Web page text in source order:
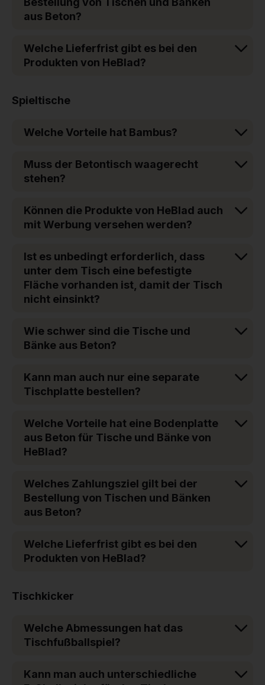
aus Beton?
Welche Lieferfrist gibt es bei den
Produkten von HeBlad?
Spieltische
Welche Vorteile hat Bambus?
Muss der Betontisch waagerecht
stehen?
Können die Produkte von HeBlad auch
mit Werbung versehen werden?
Ist es unbedingt erforderlich, dass
unter dem Tisch eine befestigte
Fläche vorhanden ist, damit der Tisch
nicht einsinkt?
Wie schwer sind die Tische und
Bänke aus Beton?
Kann man auch nur eine separate
Tischplatte bestellen?
Welche Vorteile hat eine Bodenplatte
aus Beton für Tische und Bänke von
HeBlad?
Welches Zahlungsziel gilt bei der
Bestellung von Tischen und Bänken
aus Beton?
Welche Lieferfrist gibt es bei den
Produkten von HeBlad?
Tischkicker
Welche Abmessungen hat das
Tischfußballspiel?
Kann man auch unterschiedliche